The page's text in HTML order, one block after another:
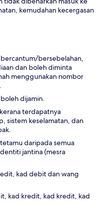
kemudahan kecergasan
bersebelahan,
dan boleh diminta
menggunakan nombor
dijamin.
terdapatnya
sistem keselamatan, dan
daripada semua
jantina (mesra
kad debit dan wang
kad kredit, kad kredit, kad